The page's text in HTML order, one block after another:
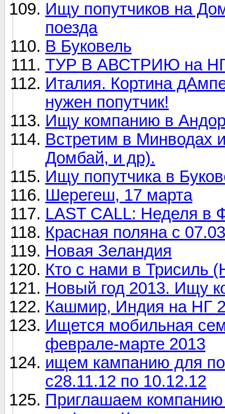
Ищу попутчиков на
поезда
В Буковель
ТУР В АВСТРИЮ на
Италия. Кортина
нужен попутчик!
Ищу компанию в
Встретим в Минводах
Домбай, и др).
Ищу попутчика в
Шерегеш, 17 марта
LAST CALL: Неделя в
Красная поляна с
Новая Зеландия
Кто с нами в Трисиль
Новый год 2013. Ищу
Кашмир, Индия на НГ
Ищется мобильная
феврале-марте 2013
ищем кампанию для
с28.11.12 по 10.12.12
Приглашаем